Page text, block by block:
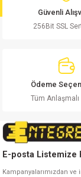
Ürün bilgilerinde
Güvenli
256Bit SSL
Ödeme
Tüm
E-posta Listemize
Kampanyalarımızdan